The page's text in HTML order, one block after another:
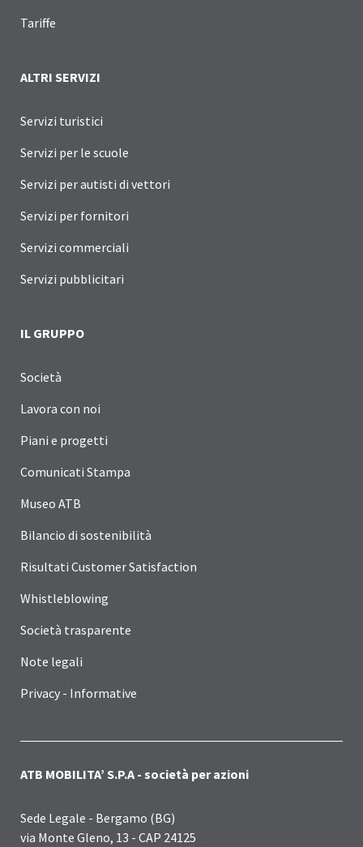
Tariffe
ALTRI SERVIZI
Servizi turistici
Servizi per le scuole
Servizi per autisti di vettori
Servizi per fornitori
Servizi commerciali
Servizi pubblicitari
IL GRUPPO
Società
Lavora con noi
Piani e progetti
Comunicati Stampa
Museo ATB
Bilancio di sostenibilità
Risultati Customer Satisfaction
Whistleblowing
Società trasparente
Note legali
Privacy - Informative
ATB MOBILITA’ S.P.A - società per azioni
Sede Legale - Bergamo (BG)
via Monte Gleno, 13 - CAP 24125